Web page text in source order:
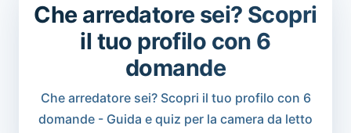
Che arredatore sei? Scopri
il tuo profilo con 6
domande
Che arredatore sei? Scopri il tuo profilo con 6
domande - Guida e quiz per la camera da letto